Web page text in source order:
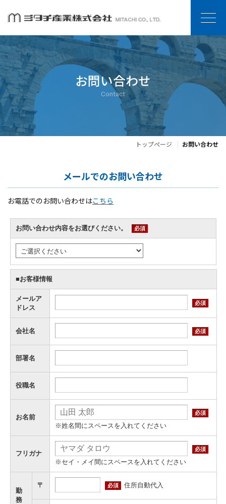
お問い合わせ
Contact
トップページ お問い合わせ
メールでのお問い合わせ
お電話でのお問い合わせはこちら
お問い合わせ内容をお選びください。 必須
■お客様情報
メールア
ドレス
必須
会社名 必須
部署名
役職名
お名前
必須
※姓名間にスペースを入れてください
フリガナ
必須
※セイ・メイ間にスペースを入れてください
勤
務
〒 必須 住所自動代入